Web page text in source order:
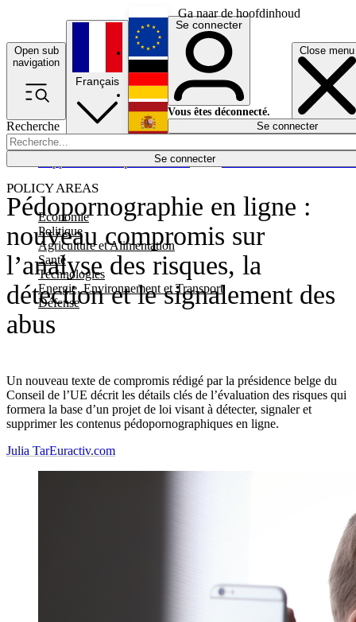
Ga naar de hoofdinhoud
Open sub
navigation
Close menu
Recherche
Se connecter
POLICY AREAS
Economie
Politique
Agriculture et Alimentation
Santé
Technologies
Energie, Environnement et Transport
Défense
Économie
Français
English
Deutsch
Español
Se connecter
Vous êtes déconnecté.
Se connecter
Pédopornographie en ligne :
nouveau compromis sur
l’analyse des risques, la
détection et le signalement des
abus
Un nouveau texte de compromis rédigé par la présidence belge du
Conseil de l’UE décrit les détails clés de l’évaluation des risques qui
formera la base d’un projet de loi visant à détecter, signaler et
supprimer les contenus pédopornographiques en ligne.
Julia TarEuractiv.com